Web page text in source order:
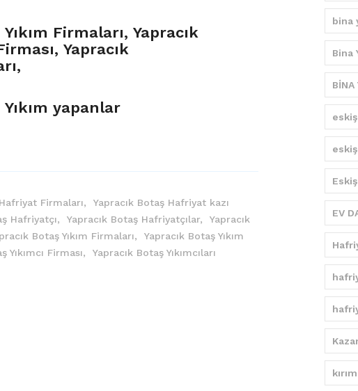
Firmaları, Yapracık
Yapracık
yapanlar
Firmaları,
Yapracık Botaş Hafriyat kazı
Hafriyatçı, Yapracık Botaş Hafriyatçılar,
Yapracık
Botaş Yıkım Firmaları,
Yapracık Botaş Yıkım
Yıkımcı Firması, Yapracık Botaş Yıkımcıları
bina
Bina
BİNA
EV